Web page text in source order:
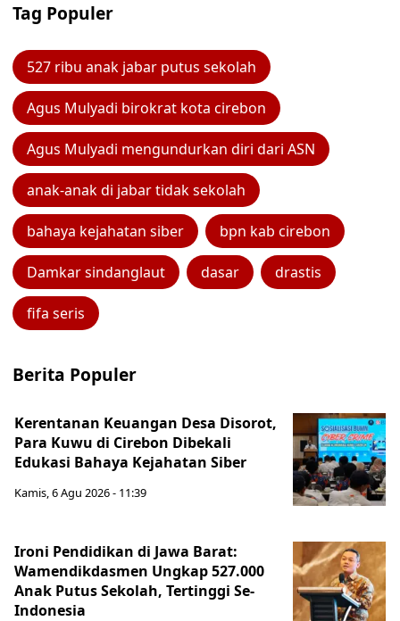
Tag Populer
527 ribu anak jabar putus sekolah
Agus Mulyadi birokrat kota cirebon
Agus Mulyadi mengundurkan diri dari ASN
anak-anak di jabar tidak sekolah
bahaya kejahatan siber bpn kab cirebon
Damkar sindanglaut dasar drastis
fifa seris
Berita Populer
Kerentanan Keuangan Desa Disorot,
Para Kuwu di Cirebon Dibekali
Edukasi Bahaya Kejahatan Siber
Kamis, 6 Agu 2026 - 11:39
Ironi Pendidikan di Jawa Barat:
Wamendikdasmen Ungkap 527.000
Anak Putus Sekolah, Tertinggi Se-
Indonesia